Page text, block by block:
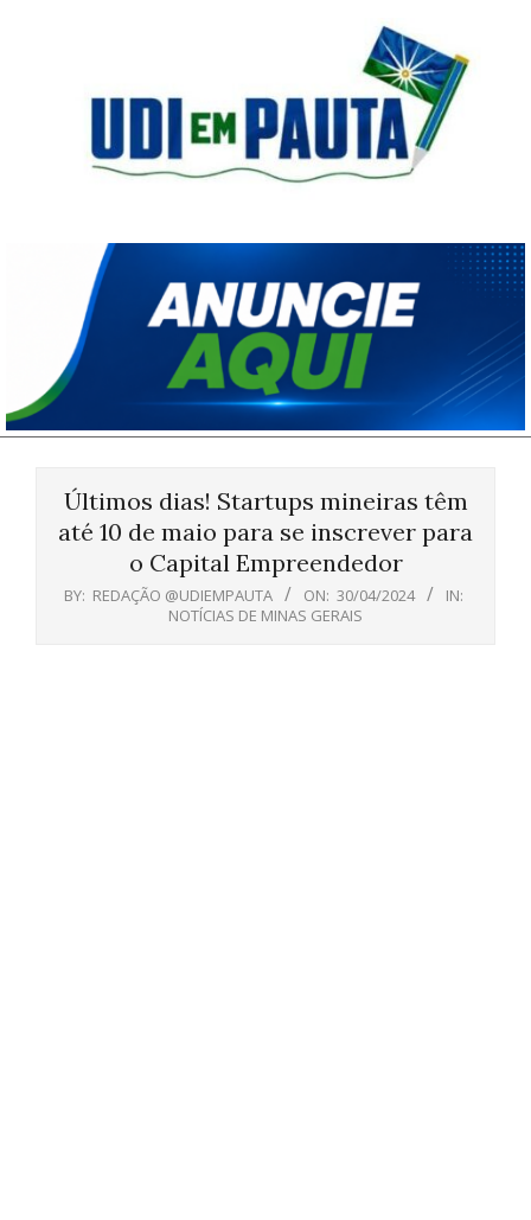
Pauta
Últimos dias! Startups mineiras têm
até 10 de maio para se inscrever para
o Capital Empreendedor
BY: REDAÇÃO @UDIEMPAUTA ON: 30/04/2024
IN:
NOTÍCIAS DE MINAS GERAIS